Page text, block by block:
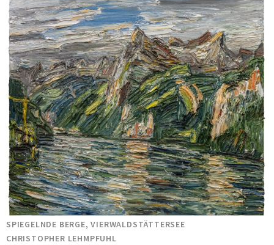
SPIEGELNDE BERGE, VIERWALDSTÄTTERSEE
CHRISTOPHER LEHMPFUHL